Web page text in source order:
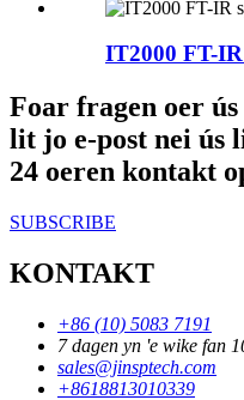
IT2000 FT-
Foar fragen oer
lit jo e-post nei ús
24 oeren kontakt
SUBSCRIBE
KONTAKT
+86 (10) 5083 7191
7 dagen yn 'e wike fan
sales@jinsptech.com
+8618813010339